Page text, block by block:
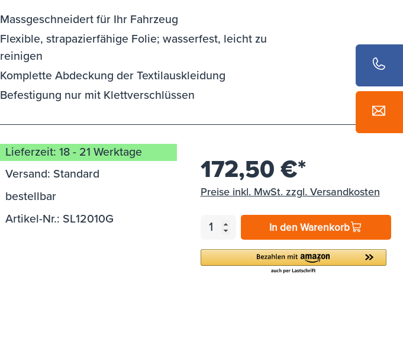
Massgeschneidert für Ihr Fahrzeug
Flexible, strapazierfähige Folie; wasserfest, leicht zu
reinigen
Komplette Abdeckung der Textilauskleidung
Befestigung nur mit Klettverschlüssen
Lieferzeit: 18 - 21 Werktage
Versand: Standard
bestellbar
Artikel-Nr.: SL12010G
172,50 €*
Preise inkl. MwSt. zzgl. Versandkosten
In den Warenkorb